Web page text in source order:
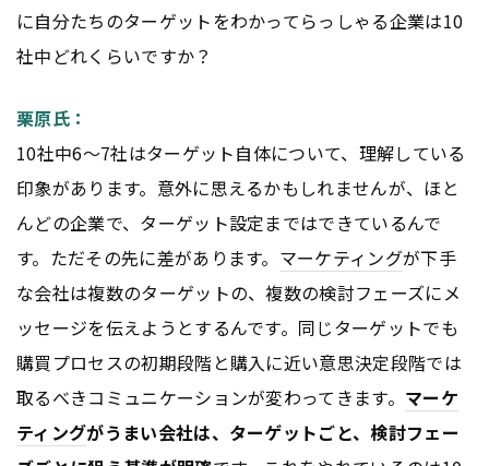
に自分たちのターゲットをわかってらっしゃる企業は10
社中どれくらいですか？
栗原氏：
10社中6～7社はターゲット自体について、理解している
印象があります。意外に思えるかもしれませんが、ほと
んどの企業で、ターゲット設定まではできているんで
す。ただその先に差があります。 マーケティングが下手
な会社は複数のターゲットの、複数の検討フェーズにメ
ッセージを伝えようとするんです。同じターゲットでも
購買プロセスの初期段階と購入に近い意思決定段階では
取るべきコミュニケーションが変わってきます。 マーケ
ティングがうまい会社は、ターゲットごと、検討フェー